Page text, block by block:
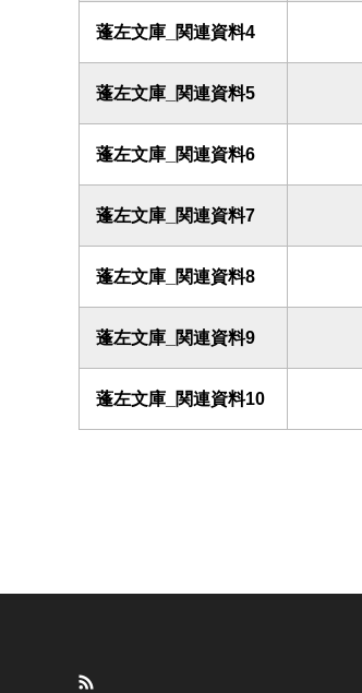
蓬左文庫_関連資料4
蓬左文庫_関連資料5
蓬左文庫_関連資料6
蓬左文庫_関連資料7
蓬左文庫_関連資料8
蓬左文庫_関連資料9
蓬左文庫_関連資料10